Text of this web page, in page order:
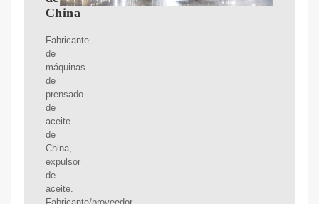
China
Fabricante
de
máquinas
de
prensado
de
aceite
de
China,
expulsor
de
aceite.